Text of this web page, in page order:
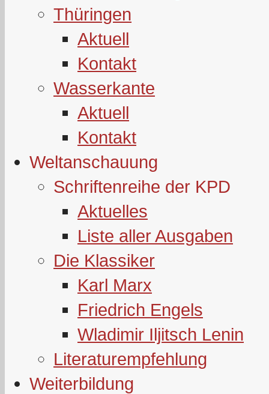
Thüringen
Aktuell
Kontakt
Wasserkante
Aktuell
Kontakt
Weltanschauung
Schriftenreihe der KPD
Aktuelles
Liste aller Ausgaben
Die Klassiker
Karl Marx
Friedrich Engels
Wladimir Iljitsch Lenin
Literaturempfehlung
Weiterbildung